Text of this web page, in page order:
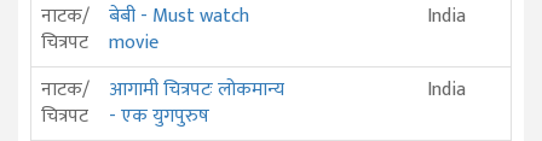
नाटक/
चित्रपट
बेबी - Must watch
movie
India
नाटक/
चित्रपट
आगामी चित्रपटः लोकमान्य
- एक युगपुरुष
India